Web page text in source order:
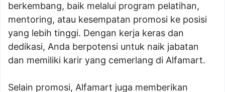
berkembang, baik melalui program pelatihan,
mentoring, atau kesempatan promosi ke posisi
yang lebih tinggi. Dengan kerja keras dan
dedikasi, Anda berpotensi untuk naik jabatan
dan memiliki karir yang cemerlang di Alfamart.
Selain promosi, Alfamart juga memberikan